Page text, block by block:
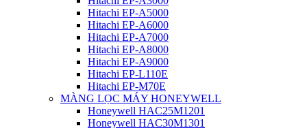
Hitachi EP-A5000
Hitachi EP-A6000
Hitachi EP-A7000
Hitachi EP-A8000
Hitachi EP-A9000
Hitachi EP-L110E
Hitachi EP-M70E
MÀNG LỌC MÁY HONEYWELL
Honeywell HAC25M1201
Honeywell HAC30M1301